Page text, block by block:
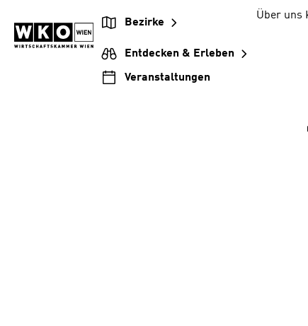
Inhalt
springen
Hauptnavigation
springen
Footer
springen
Bezirke
Entdecken & Erleben
Veranstaltungen
Über uns